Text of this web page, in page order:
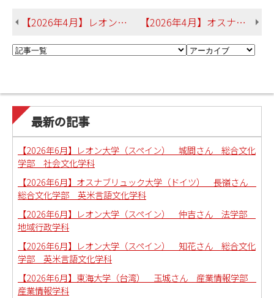
【2026年4月】レオン大学（スペイン） 仲吉さん 法学部 地域行政学科 【2026年4月】オスナブリュック大学（ドイツ） 長嶺さん 総合文化学部 英米言語文化学科
最新の記事
【2026年6月】レオン大学（スペイン） 城間さん 総合文化
学部 社会文化学科
【2026年6月】オスナブリュック大学（ドイツ） 長嶺さん
総合文化学部 英米言語文化学科
【2026年6月】レオン大学（スペイン） 仲吉さん 法学部
地域行政学科
【2026年6月】レオン大学（スペイン） 知花さん 総合文化
学部 英米言語文化学科
【2026年6月】東海大学（台湾） 玉城さん 産業情報学部
産業情報学科